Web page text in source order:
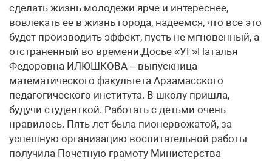
сделать жизнь молодежи ярче и интереснее,
вовлекать ее в жизнь города, надеемся, что все это
будет производить эффект, пусть не мгновенный, а
отстраненный во времени.Досье «УГ»Наталья
Федоровна ИЛЮШКОВА – выпускница
математического факультета Арзамасского
педагогического института. В школу пришла,
будучи студенткой. Работать с детьми очень
нравилось. Пять лет была пионервожатой, за
успешную организацию воспитательной работы
получила Почетную грамоту Министерства